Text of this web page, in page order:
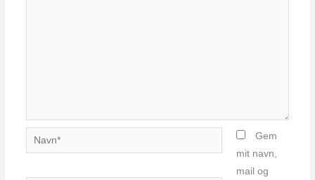
Navn*
Gem
mit navn,
mail og